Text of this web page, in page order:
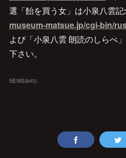
選「飴を買う女」は小泉八雲
museum-matsue.jp/cgi-bin/
よび「小泉八雲 朗読のしらべ
下さい。
NEWS(845)